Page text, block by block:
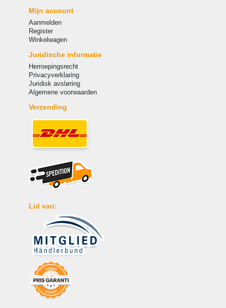
Mijn account
Aanmelden
Register
Winkelwagen
Juridische informatie
Herroepingsrecht
Privacyverklaring
Juridisk avsløring
Algemene voorwaarden
Verzending
Lid van: